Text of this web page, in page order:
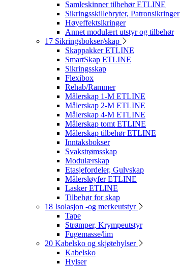
Samleskinner tilbehør ETLINE
Sikringsskillebryter, Patronsikringer
Høyeffektsikringer
Annet modulært utstyr og tilbehør
17 Sikringsbokser/skap
Skappakker ETLINE
SmartSkap ETLINE
Sikringsskap
Flexibox
Rehab/Rammer
Målerskap 1-M ETLINE
Målerskap 2-M ETLINE
Målerskap 4-M ETLINE
Målerskap tomt ETLINE
Målerskap tilbehør ETLINE
Inntaksbokser
Svakstrømsskap
Modulærskap
Etasjefordeler, Gulvskap
Målersløyfer ETLINE
Lasker ETLINE
Tilbehør for skap
18 Isolasjon -og merkeutstyr
Tape
Strømper, Krympeutstyr
Fugemasse/lim
20 Kabelsko og skjøtehylser
Kabelsko
Hylser